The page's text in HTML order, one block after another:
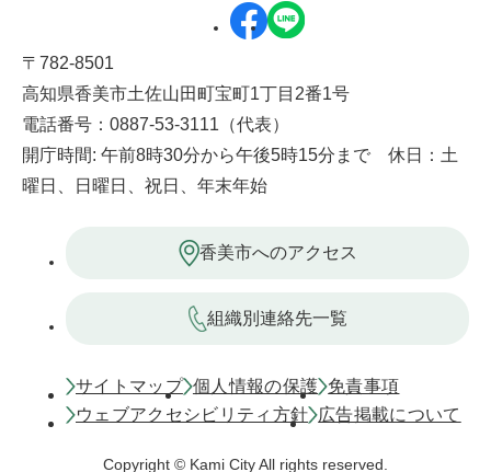
〒782-8501
高知県香美市土佐山田町宝町1丁目2番1号
電話番号：0887-53-3111（代表）
開庁時間: 午前8時30分から午後5時15分まで 休日：土
曜日、日曜日、祝日、年末年始
香美市へのアクセス
組織別連絡先一覧
サイトマップ 個人情報の保護
免責事項
ウェブアクセシビリティ方針 広告掲載について
Copyright © Kami City All rights reserved.